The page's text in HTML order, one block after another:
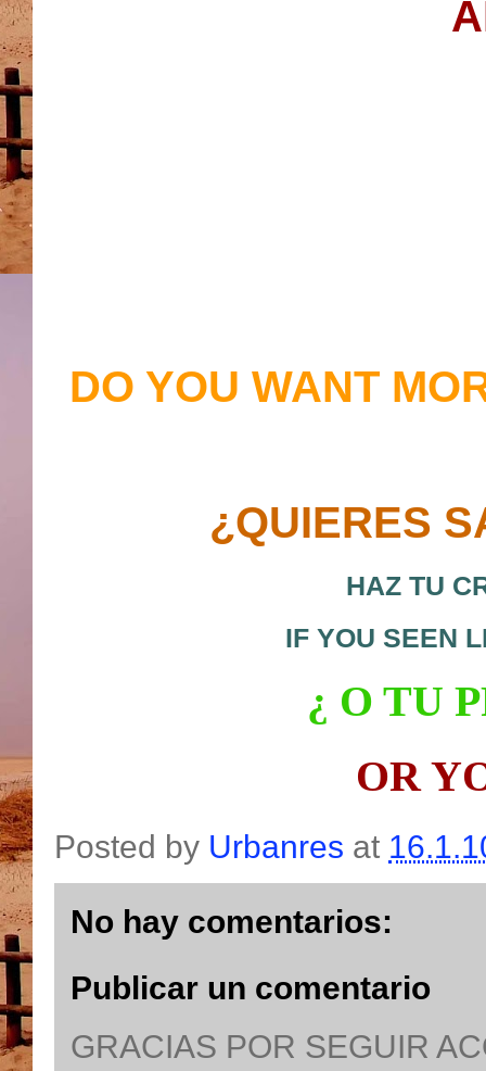
DO YOU WANT
¿QUIERES
HAZ TU
IF YOU SEEN
¿ O TU
OR Y
Posted by Urbanres at
No hay comentarios:
Publicar un comentario
GRACIAS POR SEGUIR